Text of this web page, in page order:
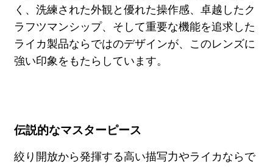
く、洗練された外観と優れた操作感、卓越したク
ラフツマンシップ、そして重要な機能を追求した
ライカ製品ならではのデザインが、このレンズに
強い印象をもたらしています。
伝説的なマスターピース
絞り開放から発揮する高い描写力やライカならで